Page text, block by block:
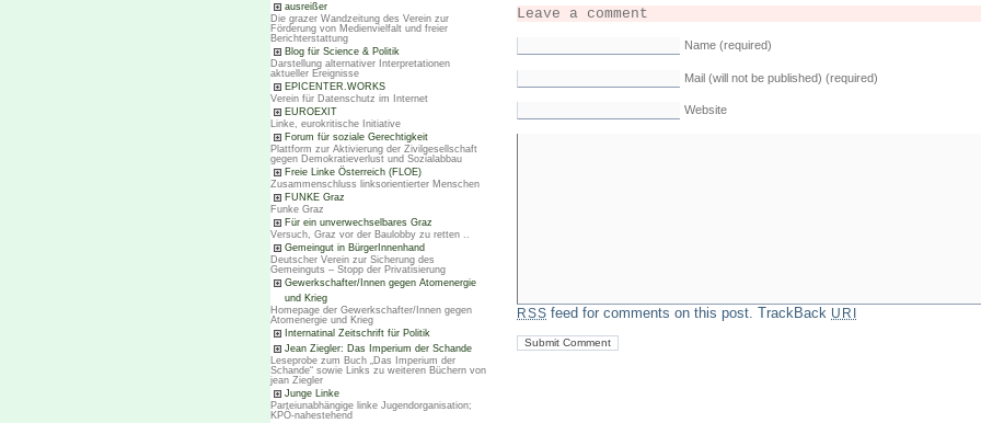
ausreißer
Die grazer Wandzeitung des Verein zur
Förderung von Medienvielfalt und freier
Berichterstattung
Blog für Science & Politik
Darstellung alternativer Interpretationen
aktueller Ereignisse
EPICENTER.WORKS
Verein für Datenschutz im Internet
EUROEXIT
Linke, eurokritische Initiative
Forum für soziale Gerechtigkeit
Plattform zur Aktivierung der Zivilgesellschaft
gegen Demokratieverlust und Sozialabbau
Freie Linke Österreich (FLOE)
Zusammenschluss linksorientierter Menschen
FUNKE Graz
Funke Graz
Für ein unverwechselbares Graz
Versuch, Graz vor der Baulobby zu retten ..
Gemeingut in BürgerInnenhand
Deutscher Verein zur Sicherung des
Gemeinguts – Stopp der Privatisierung
Gewerkschafter/Innen gegen Atomenergie
und Krieg
Homepage der Gewerkschafter/Innen gegen
Atomenergie und Krieg
Internatinal Zeitschrift für Politik
Jean Ziegler: Das Imperium der Schande
Leseprobe zum Buch „Das Imperium der
Schande“ sowie Links zu weiteren Büchern von
jean Ziegler
Junge Linke
Parteiunabhängige linke Jugendorganisation;
KPÖ-nahestehend
Leave a comment
Name (required)
Mail (will not be published) (required)
Website
RSS feed for comments on this post. TrackBack URI